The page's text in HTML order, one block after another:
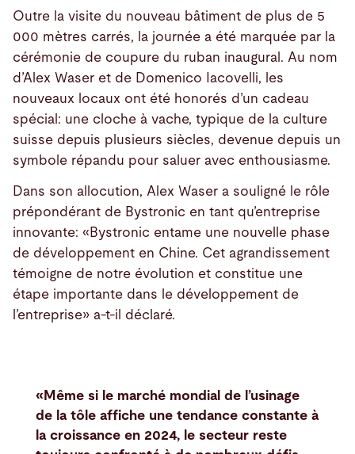
Outre la visite du nouveau bâtiment de plus de 5
000 mètres carrés, la journée a été marquée par la
cérémonie de coupure du ruban inaugural. Au nom
d’Alex Waser et de Domenico Iacovelli, les
nouveaux locaux ont été honorés d’un cadeau
spécial: une cloche à vache, typique de la culture
suisse depuis plusieurs siècles, devenue depuis un
symbole répandu pour saluer avec enthousiasme.
Dans son allocution, Alex Waser a souligné le rôle
prépondérant de Bystronic en tant qu’entreprise
innovante: «Bystronic entame une nouvelle phase
de développement en Chine. Cet agrandissement
témoigne de notre évolution et constitue une
étape importante dans le développement de
l’entreprise» a-t-il déclaré.
«Même si le marché mondial de l’usinage
de la tôle affiche une tendance constante à
la croissance en 2024, le secteur reste